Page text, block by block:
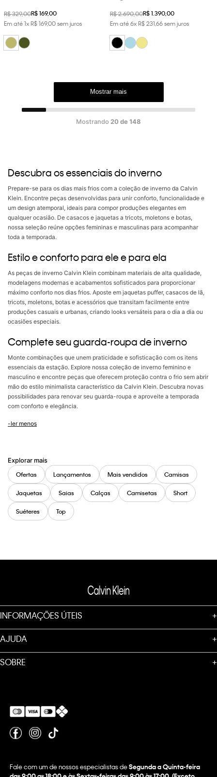
R$329,00R$169,00
Em até1xR$169,00sem juros
R$2.690,00R$1 39000
Em até6xR$23166sem juros
Mostrar mais
Mostrando 20 de 148
Descubra os essenciais do inverno
Prepare-se para os dias mais frios com a coleção de inverno da Calvin
Klein. Encontre peças desenvolvidas para unir conforto, funcionalidade e
um design atemporal, ideais para compor produções elegantes em
qualquer ocasião. De casacos e jaquetas a tricots, moletons e botas,
nossa seleção reúne opções femininas e masculinas para acompanhar
toda a temporada.
Estilo e conforto para ele e para ela
As peças de inverno Calvin Klein combinam materiais de alta qualidade,
modelagens modernas e acabamentos sofisticados para proporcionar
máximo conforto nos dias frios. Aposte em jaquetas puffer, casacos de lã,
tricots, moletons, botas e acessórios que transitam facilmente entre
produções casuais e urbanas, criando looks versáteis para o dia a dia ou
ocasiões especiais.
Complete seu guarda-roupa de inverno
Monte combinações que unem praticidade e sofisticação com os itens
essenciais da estação. Explore nossa coleção de inverno feminino e
masculino e encontre peças que oferecem proteção contra o frio sem abrir
mão do estilo minimalista característico da Calvin Klein. Descubra novas
possibilidades para renovar seu guarda-roupa e aproveite a temporada
com conforto e elegância.
-ler menos
Explorar mais
Ofertas
Lançamentos Mais vendidos Camisas
Jaquetas Saias Calças Camisetas Short
Suéteres Top
INFORMAÇÕES ÚTEIS +
AJUDA +
SOBRE +
Fale com um de nossos especialistas deSegunda a Quinta-feira